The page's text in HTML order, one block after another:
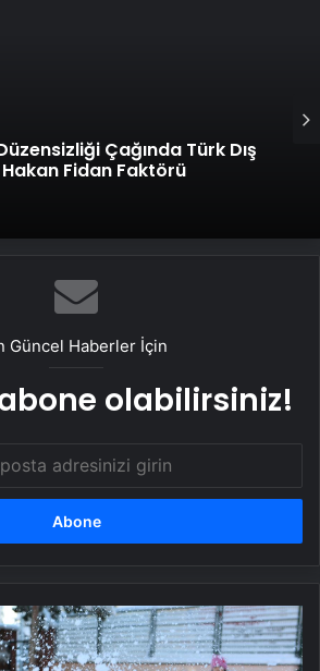
Çağında Türk Dış
Fidan Faktörü
Güncel Haberler İçin
olabilirsiniz!